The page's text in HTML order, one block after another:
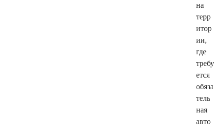
на
терр
итор
ии,
где
требу
ется
обяза
тель
ная
авто